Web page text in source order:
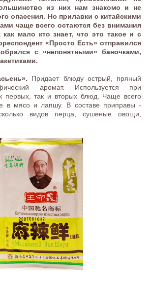
из них нам знакомо и не
опасения. Но прилавки с китайскими
чаще всего остаются без внимания
как мало кто знает, что это такое и с
«Просто Есть» отправился
с «непонятными» баночками,
Придает блюду острый, пряный
аромат. Используется при
первых, так и вторых блюд. Чаще всего
в мясо и лапшу. В составе приправы -
видов перца, сушеные овощи,